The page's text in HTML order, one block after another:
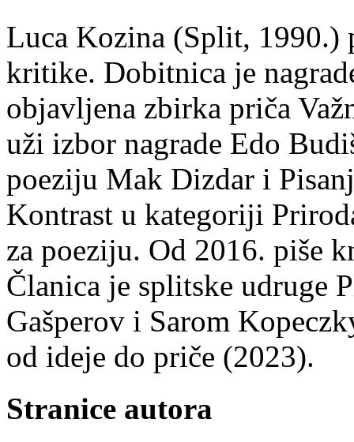
Luca Kozina (Split, 1990.)
kritike. Dobitnica je
objavljena zbirka priča
uži izbor nagrade Edo
poeziju Mak Dizdar i
Kontrast u kategoriji
za poeziju. Od 2016. piše
Članica je splitske udruge
Gašperov i Sarom
od ideje do priče (2023).
Stranice autora